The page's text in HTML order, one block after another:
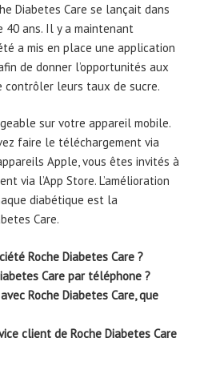
Diabetes Care se lançait dans
40 ans. Il y a maintenant
a mis en place une application
de donner l’opportunités aux
contrôler leurs taux de sucre.
sur votre appareil mobile.
faire le téléchargement via
Apple, vous êtes invités à
via l’App Store. L’amélioration
diabétique est la
Care.
Roche Diabetes Care ?
Care par téléphone ?
Roche Diabetes Care, que
client de Roche Diabetes Care